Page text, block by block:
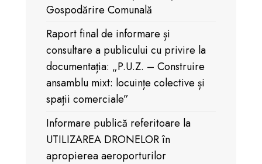
Gospodărire Comunală
Raport final de informare și
consultare a publicului cu privire la
documentația: „P.U.Z. – Construire
ansamblu mixt: locuințe colective și
spații comerciale”
Informare publică referitoare la
UTILIZAREA DRONELOR în
apropierea aeroporturilor